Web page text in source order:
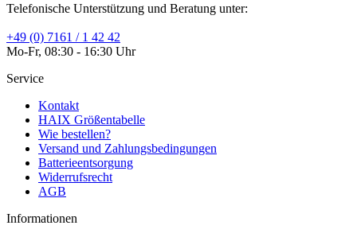
Telefonische Unterstützung und Beratung unter:
+49 (0) 7161 / 1 42 42
Mo-Fr, 08:30 - 16:30 Uhr
Service
Kontakt
HAIX Größentabelle
Wie bestellen?
Versand und Zahlungsbedingungen
Batterieentsorgung
Widerrufsrecht
AGB
Informationen